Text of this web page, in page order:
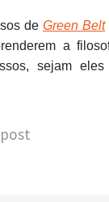
de Green Belt
a
sejam
post